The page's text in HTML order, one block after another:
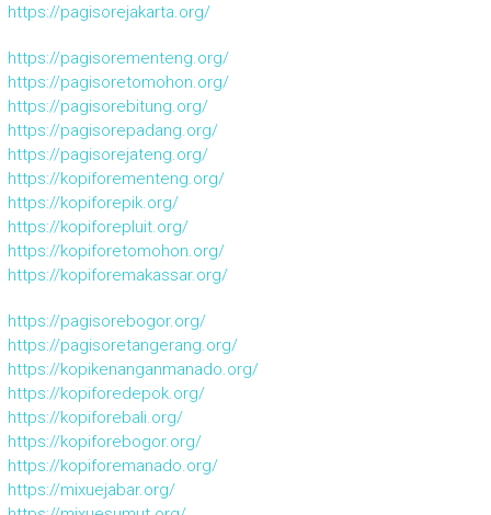
https://pagisorejakarta.org/
https://pagisorementeng.org/
https://pagisoretomohon.org/
https://pagisorebitung.org/
https://pagisorepadang.org/
https://pagisorejateng.org/
https://kopiforementeng.org/
https://kopiforepik.org/
https://kopiforepluit.org/
https://kopiforetomohon.org/
https://kopiforemakassar.org/
https://pagisorebogor.org/
https://pagisoretangerang.org/
https://kopikenanganmanado.org/
https://kopiforedepok.org/
https://kopiforebali.org/
https://kopiforebogor.org/
https://kopiforemanado.org/
https://mixuejabar.org/